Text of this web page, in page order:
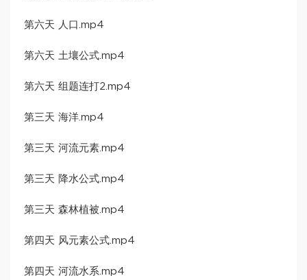
第六天 人口.mp4
第六天 土壤公式.mp4
第六天 组题连打2.mp4
第三天 海洋.mp4
第三天 河流元素.mp4
第三天 降水公式.mp4
第三天 森林植被.mp4
第四天 风元素公式.mp4
第四天 河流水系.mp4